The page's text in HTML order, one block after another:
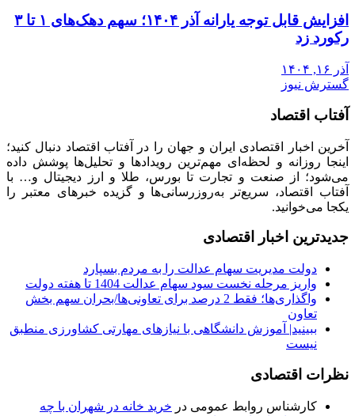
افزایش قابل توجه یارانه آذر ۱۴۰۴؛ سهم دهک‌های ۱ تا ۳
رکورد زد
آذر ۱۶, ۱۴۰۴
گسترش نیوز
آفتاب اقتصاد
آخرین اخبار اقتصادی ایران و جهان را در آفتاب اقتصاد دنبال کنید؛
اینجا روزانه و لحظه‌ای مهم‌ترین رویدادها و تحلیل‌ها پوشش داده
می‌شود؛ از صنعت و تجارت تا بورس، طلا و ارز دیجیتال و… با
آفتاب اقتصاد، سریع‌تر به‌روزرسانی‌ها و گزیده خبرهای معتبر را
یکجا می‌خوانید.
جدیدترین اخبار اقتصادی
دولت مدیریت سهام عدالت را به مردم بسپارد
واریز مرحله نخست سود سهام عدالت 1404 تا هفته دولت
واگذاری‌ها؛ فقط 2 درصد برای تعاونی‌ها/بحران سهم بخش
تعاون
ببینید| آموزش دانشگاهی با نیازهای مهارتی کشاورزی منطبق
نیست
نظرات اقتصادی
کارشناس روابط عمومی در خرید خانه در شهران با چه